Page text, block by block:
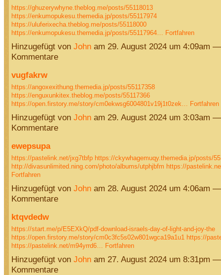
https://ghuzerywhyne.theblog.me/posts/55118013
https://enkumopukesu.themedia.jp/posts/55117974
https://uluferixecha.theblog.me/posts/55118000
https://enkumopukesu.themedia.jp/posts/55117964…
Fortfahren
Hinzugefügt von Johnam 29. August 2024 um 4:09am
Kommentare
vugfakrw
https://angoxexithung.themedia.jp/posts/55117358
https://enguxunkitex.theblog.me/posts/55117366
https://open.firstory.me/story/cm0ekwsg6004801v19j1t0zek…
Fortfahren
Hinzugefügt von Johnam 29. August 2024 um 3:03am
Kommentare
ewepsupa
https://pastelink.net/jxg7tbfp https://ckywhagemuqy.themedia.jp/posts/
http://divasunlimited.ning.com/photo/albums/utphjbfm https://
Fortfahren
Hinzugefügt von Johnam 28. August 2024 um 4:06am
Kommentare
ktqvdedw
https://start.me/p/E5EXkQ/pdf-download-israels-day-of-light-and-joy-the
https://open.firstory.me/story/cm0c3fc5s02w801wgca19a1u1 https://
https://pastelink.net/m94yrrd6…
Fortfahren
Hinzugefügt von Johnam 27. August 2024 um 8:31pm
Kommentare